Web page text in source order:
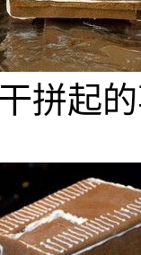
拼起